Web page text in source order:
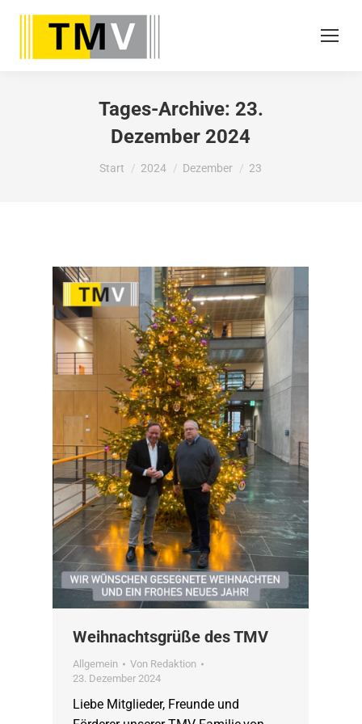
Tages-Archive: 23.
Dezember 2024
Sie befinden sich hier:
Start 2024 Dezember 23
Weihnachtsgrüße des TMV
Allgemein Von Redaktion
23. Dezember 2024
Liebe Mitglieder, Freunde und